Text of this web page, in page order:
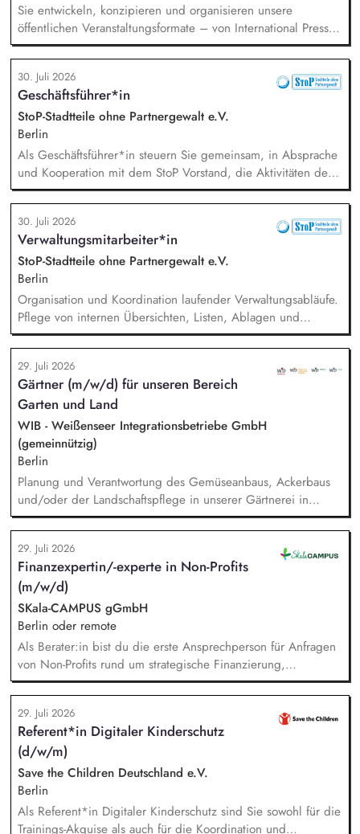
Sie entwickeln, konzipieren und organisieren unsere
öffentlichen Veranstaltungsformate – von International Press
Roundtables, Deep Dive Discussions und Aspen Fireside
Chats bis hin zu besonderen Formaten wie der Aspen
Summer Party, der Aspen Gala und neuen
Veranstaltungsformaten. Sie identifizieren aktuelle politische
Themen und gewinnen hochrangige Referentinnen sowie
Diskussionspartnerinnen aus Politik, Wirtschaft, Wissenschaft,
Medien und Zivilgesellschaft.
30. Juli 2026
Geschäftsführer*in
StoP-Stadtteile ohne Partnergewalt e.V.
Berlin
Als Geschäftsführer*in steuern Sie gemeinsam, in Absprache
und Kooperation mit dem StoP Vorstand, die Aktivitäten der
Bundesfachstelle StoP. Im Einzelnen bedeutet das:
Projektmanagement und Verantwortung für die Umsetzung
des Gesamtprojektes, Gesamtsteuerung und Sicherstellung
des wirtschaftlichen Betriebes der Geschäftsstelle und des
Vereins (Finanzierung, Controlling), Akquise von
Fördermitteln und Spenden sowie Personalverantwortung für
die Bundesfachstelle mit 4 Mitarbeitenden.
30. Juli 2026
Verwaltungsmitarbeiter*in
StoP-Stadtteile ohne Partnergewalt e.V.
Berlin
Organisation und Koordination laufender Verwaltungsabläufe.
Pflege von internen Übersichten, Listen, Ablagen und
Dokumentationen. Verwaltung von Terminen, Fristen,
Anfragen und interner Kommunikation. Unterstützung bei der
Organisation von Veranstaltungen (online und in Präsenz).
Administrative Unterstützung der Vereinsarbeit, insbesondere
bei der Verwaltung der Mitgliederdaten, Mitgliedsbeiträge,
Vereinsregister und bei der Organisation von
Vereinsgremien.
29. Juli 2026
Gärtner (m/w/d) für unseren Bereich
Garten und Land
WIB - Weißenseer Integrationsbetriebe GmbH
(gemeinnützig)
Berlin
Planung und Verantwortung des Gemüseanbaus, Ackerbaus
und/oder der Landschaftspflege in unserer Gärtnerei in
Berlin-Malchow, Umsetzung eines zertifizierten Bio-Anbaus,
fachliche Anleitung und Unterstützung der Teilnehmenden
und Beschäftigten, Organisation der Arbeitsabläufe und einer
zweckmäßigen Arbeitsplatzgestaltung, Überwachung der
Einhaltung von Gesundheits-, Arbeitsschutz- und
Unfallverhütungsvorschriften.
29. Juli 2026
Finanzexpertin/-experte in Non-Profits
(m/w/d)
SKala-CAMPUS gGmbH
Berlin oder remote
Als Berater:in bist du die erste Ansprechperson für Anfragen
von Non-Profits rund um strategische Finanzierung,
Finanzmanagement und Fundraising. Dabei entwickelst du
den gesamten Prozess von der Anfrage über
Angebotserstellung bis zur eigenverantwortlichen Umsetzung.
Auf Basis der jeweiligen Herausforderungen entwickelst du
passgenaue Beratungsprozesse und berätst Organisationen zu
zentralen Fragen ihrer finanziellen Steuerung und
strategischen Weiterentwicklung.
29. Juli 2026
Referent*in Digitaler Kinderschutz
(d/w/m)
Save the Children Deutschland e.V.
Berlin
Als Referent*in Digitaler Kinderschutz sind Sie sowohl für die
Trainings-Akquise als auch für die Koordination und